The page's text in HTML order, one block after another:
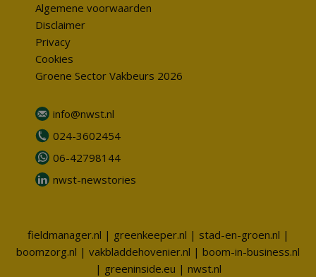
Algemene voorwaarden
Disclaimer
Privacy
Cookies
Groene Sector Vakbeurs 2026
info@nwst.nl
024-3602454
06-42798144
nwst-newstories
fieldmanager.nl | greenkeeper.nl | stad-en-groen.nl |
boomzorg.nl | vakbladdehovenier.nl | boom-in-business.nl
| greeninside.eu | nwst.nl